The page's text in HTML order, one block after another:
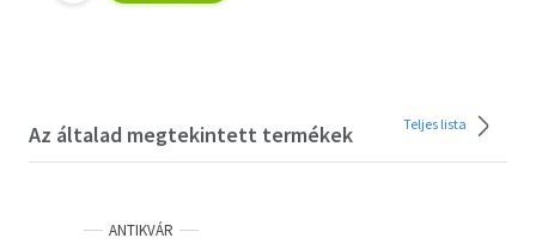
Az általad megtekintett termékek Teljes lista
ANTIKVÁR